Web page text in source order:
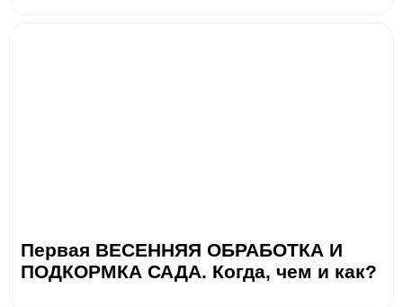
Первая ВЕСЕННЯЯ ОБРАБОТКА И
ПОДКОРМКА САДА. Когда, чем и как?